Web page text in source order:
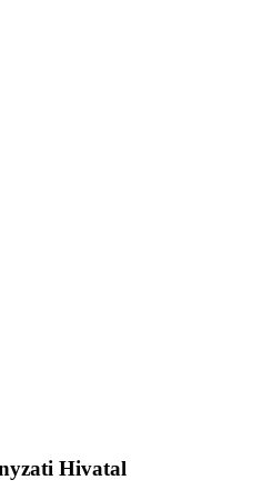
Hivatal